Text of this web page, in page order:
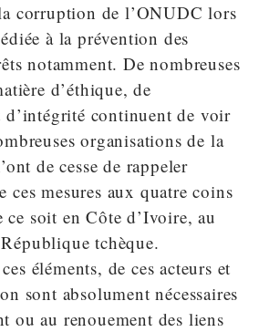
corruption de l’ONUDC lors
à la prévention des
notamment. De nombreuses
d’éthique, de
d’intégrité continuent de voir
organisations de la
de cesse de rappeler
ces mesures aux quatre coins
soit en Côte d’Ivoire, au
tchèque.
éléments, de ces acteurs et
sont absolument nécessaires
ou au renouement des liens